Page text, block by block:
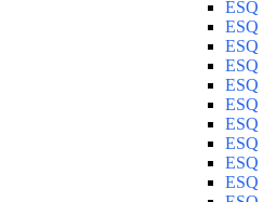
ESQ
ESQ
ESQ
ESQ
ESQ
ESQ
ESQ